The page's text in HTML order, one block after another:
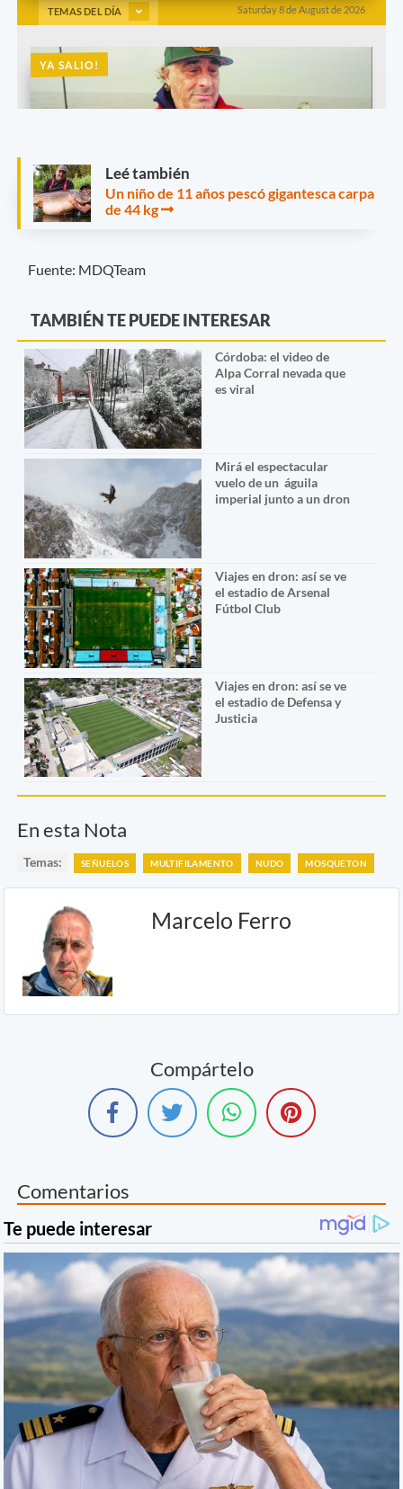
Leé también
Un niño de 11 años pescó gigantesca carpa
de 44 kg
Fuente: MDQTeam
TAMBIÉN TE PUEDE INTERESAR
Córdoba: el video de
Alpa Corral nevada que
es viral
Mirá el espectacular
vuelo de un águila
imperial junto a un dron
Viajes en dron: así se ve
el estadio de Arsenal
Fútbol Club
Viajes en dron: así se ve
el estadio de Defensa y
Justicia
En esta Nota
Temas: SEÑUELOS MULTIFILAMENTO NUDO MOSQUETON
Marcelo Ferro
Compártelo
Comentarios